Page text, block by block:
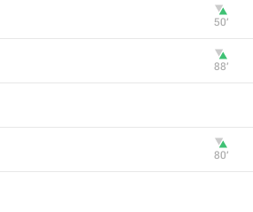
50‎’‎
88‎’‎
80‎’‎